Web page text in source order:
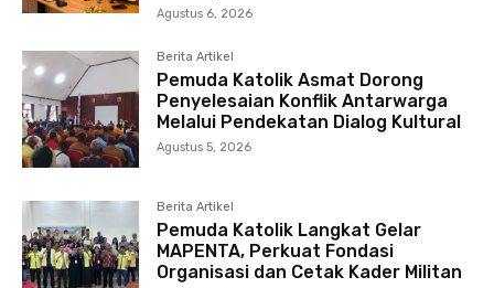
Agustus 6, 2026
Berita Artikel
Pemuda Katolik Asmat Dorong
Penyelesaian Konflik Antarwarga
Melalui Pendekatan Dialog Kultural
Agustus 5, 2026
Berita Artikel
Pemuda Katolik Langkat Gelar
MAPENTA, Perkuat Fondasi
Organisasi dan Cetak Kader Militan